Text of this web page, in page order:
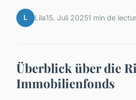
L Lila15. Juli 20251 min de
Überblick über die
Immobilienfonds